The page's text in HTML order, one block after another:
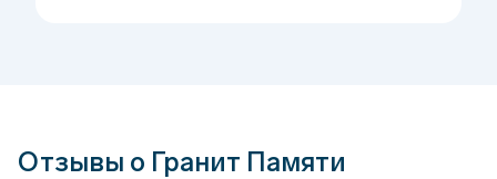
Отзывы о Гранит Памяти